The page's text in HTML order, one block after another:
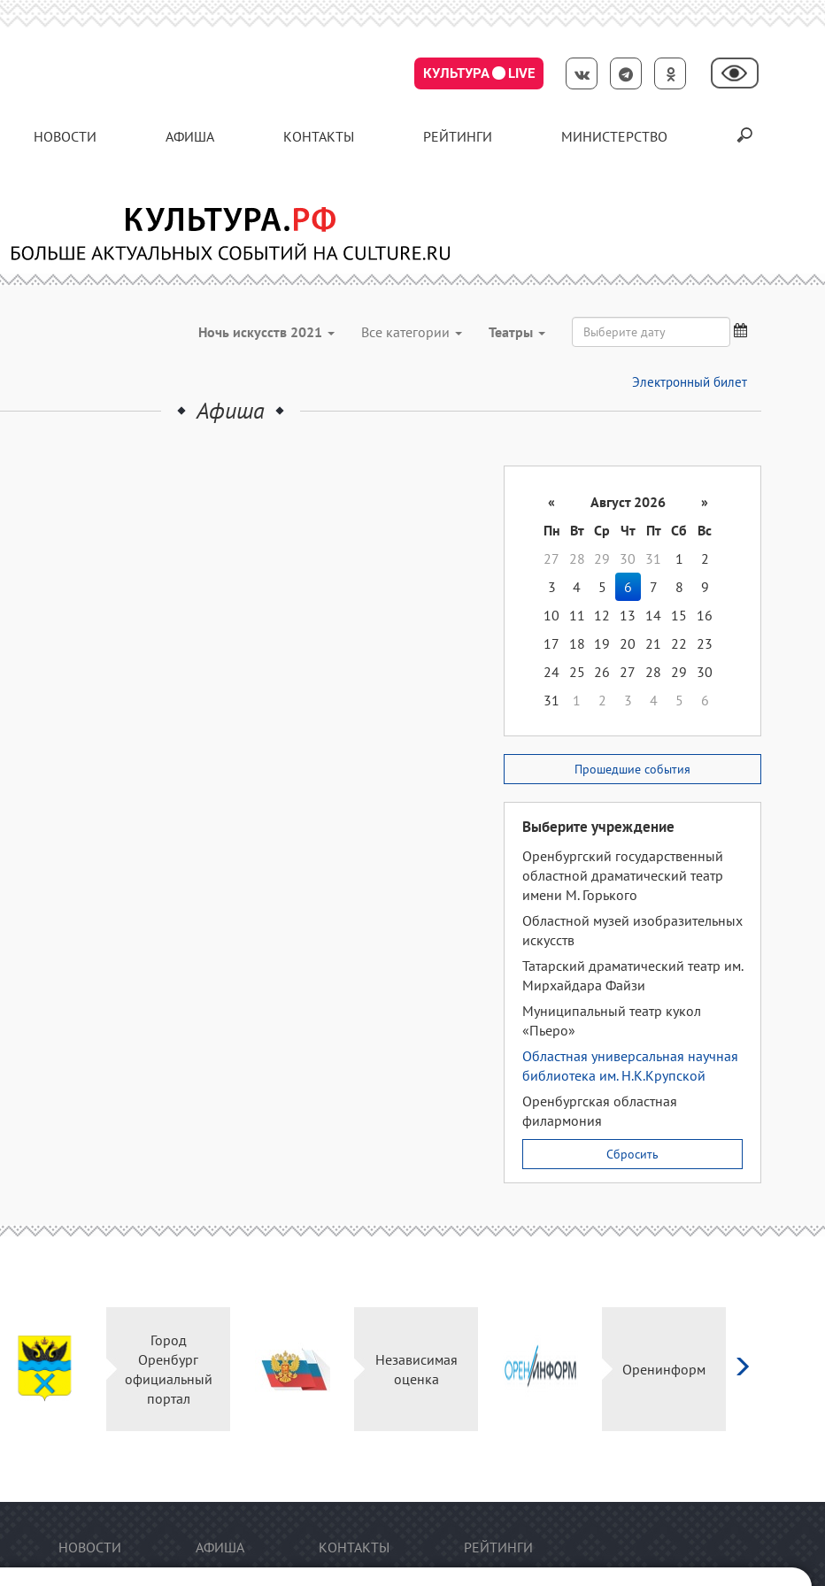
КУЛЬТУРА LIVE
НОВОСТИ АФИША КОНТАКТЫ РЕЙТИНГИ МИНИСТЕРСТВО
Ночь искусств 2021 Все категории Театры
Электронный билет
Афиша
« Август 2026
»
Пн
Вт Ср Чт Пт Сб
Вс
27
28 29 30 31 1
2
3
4 5 6 7 8
9
10
11 12 13 14 15
16
17
18 19 20 21 22
23
24 25 26 27 28 29
30
31
1 2 3 4 5 6
Прошедшие события
Выберите учреждение
Оренбургский государственный
областной драматический театр
имени М. Горького
Областной музей изобразительных
искусств
Татарский драматический театр им.
Мирхайдара Файзи
Муниципальный театр кукол
«Пьеро»
Областная универсальная научная
библиотека им. Н.К.Крупской
Оренбургская областная
филармония
Сбросить
Город
Оренбург
официальный
портал
Независимая
оценка
Оренинформ
НОВОСТИ АФИША КОНТАКТЫ РЕЙТИНГИ